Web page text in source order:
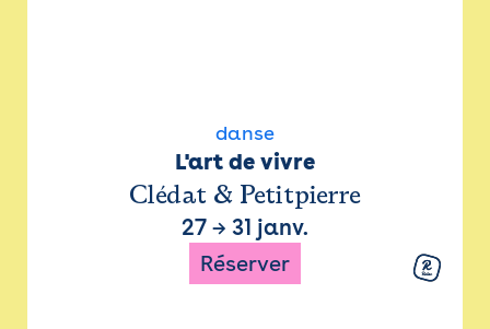
danse
L'art de vivre
Clédat & Petitpierre
27 → 31 janv.
Réserver